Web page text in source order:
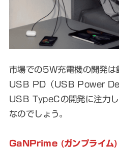
市場での5W充電機の開発は
USB PD（USB Power
USB TypeCの開発に注力
なのでしょう。
GaNPrime (ガンプライム)